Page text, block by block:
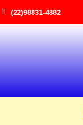
(22)98831-4882